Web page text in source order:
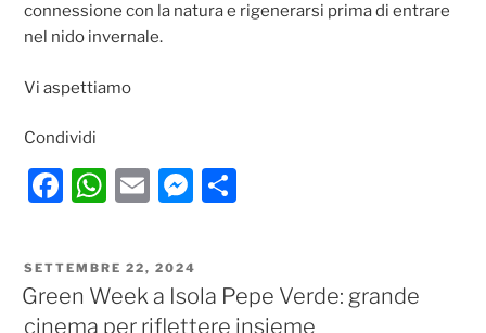
connessione con la natura e rigenerarsi prima di entrare
nel nido invernale.
Vi aspettiamo
Condividi
F
c
e
b
W
at
s
A
E
ai
l
M
e
n
di
vi
PUBBLICATO
IL
SETTEMBRE 22, 2024
Green Week a Isola Pepe Verde: grande
cinema per riflettere insieme